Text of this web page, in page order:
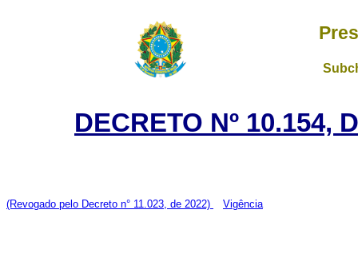
DECRETO Nº 10.154,
(Revogado pelo Decreto n° 11.023, de 2022) Vigência